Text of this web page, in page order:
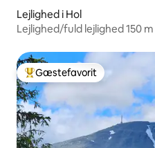
Lejlighed i Hol
Lejlighed/fuld lejlighed 150
Bedste gæstefavorit
Gæstefavorit